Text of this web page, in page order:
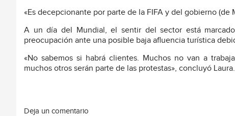
«Es decepcionante por parte de la FIFA y del gobierno (de
A un día del Mundial, el sentir del sector está
preocupación ante una posible baja afluencia turística
«No sabemos si habrá clientes. Muchos no van a
muchos otros serán parte de las protestas», concluyó Laura.
Deja un comentario